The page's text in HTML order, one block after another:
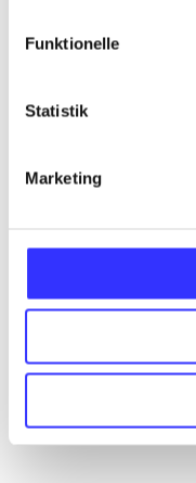
Funktionelle
Statistik
Marketing
...
...